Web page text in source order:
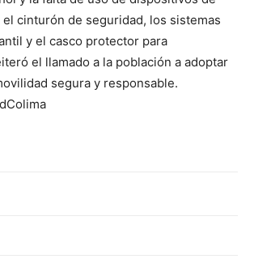
cinturón de seguridad, los sistemas
y el casco protector para
el llamado a la población a adoptar
segura y responsable.